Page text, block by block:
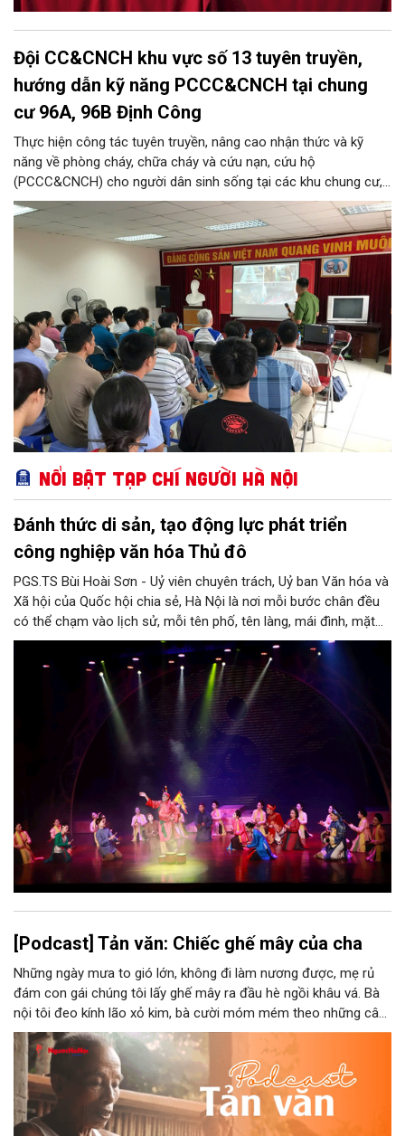
Đội CC&CNCH khu vực số 13 tuyên truyền,
hướng dẫn kỹ năng PCCC&CNCH tại chung
cư 96A, 96B Định Công
Thực hiện công tác tuyên truyền, nâng cao nhận thức và kỹ
năng về phòng cháy, chữa cháy và cứu nạn, cứu hộ
(PCCC&CNCH) cho người dân sinh sống tại các khu chung cư,
ngày 31/7/2026, Đội Cảnh sát chữa cháy và cứu nạn, cứu hộ
khu vực số 13 - Phòng Cảnh sát PCCC&CNCH, Công an thành
phố Hà Nội đã phối hợp với Ban quản lý hai tòa nhà chung cư
96A và 96B Định Công (phường Phương Liệt, thành phố Hà Nội)
tổ chức buổi tuyên truyền, phổ biến kiến thức và kỹ năng về
PCCC&CNCH.
Nổi bật Tạp chí Người Hà Nội
Đánh thức di sản, tạo động lực phát triển
công nghiệp văn hóa Thủ đô
PGS.TS Bùi Hoài Sơn - Uỷ viên chuyên trách, Uỷ ban Văn hóa và
Xã hội của Quốc hội chia sẻ, Hà Nội là nơi mỗi bước chân đều
có thể chạm vào lịch sử, mỗi tên phố, tên làng, mái đình, mặt
hồ, nếp nhà, câu hát, món ăn, làn điệu, nghề thủ công đều có
thể kể một câu chuyện về chiều sâu văn hiến của dân tộc.
Nhưng trong kỷ nguyên mới, câu hỏi đặt ra không chỉ Hà Nội có
bao nhiêu di sản, bao nhiêu văn nghệ sĩ, trí thức, không gian ký
ức, mà là làm thế nào để những giá trị ấy trở thành nguồn lực
phát triển, thành sức mạnh mềm, thành động lực sáng tạo,
thành năng lực cạnh tranh của Thủ đô.
[Podcast] Tản văn: Chiếc ghế mây của cha
Những ngày mưa to gió lớn, không đi làm nương được, mẹ rủ
đám con gái chúng tôi lấy ghế mây ra đầu hè ngồi khâu vá. Bà
nội tôi đeo kính lão xỏ kim, bà cười móm mém theo những câu
chuyện kể tếu táo của đám trẻ chúng tôi. Chiếc ghế mây phát
ra âm thanh kin kít chịu đựng sức nặng cơ thể con người theo
những điệu cười khúc khích.